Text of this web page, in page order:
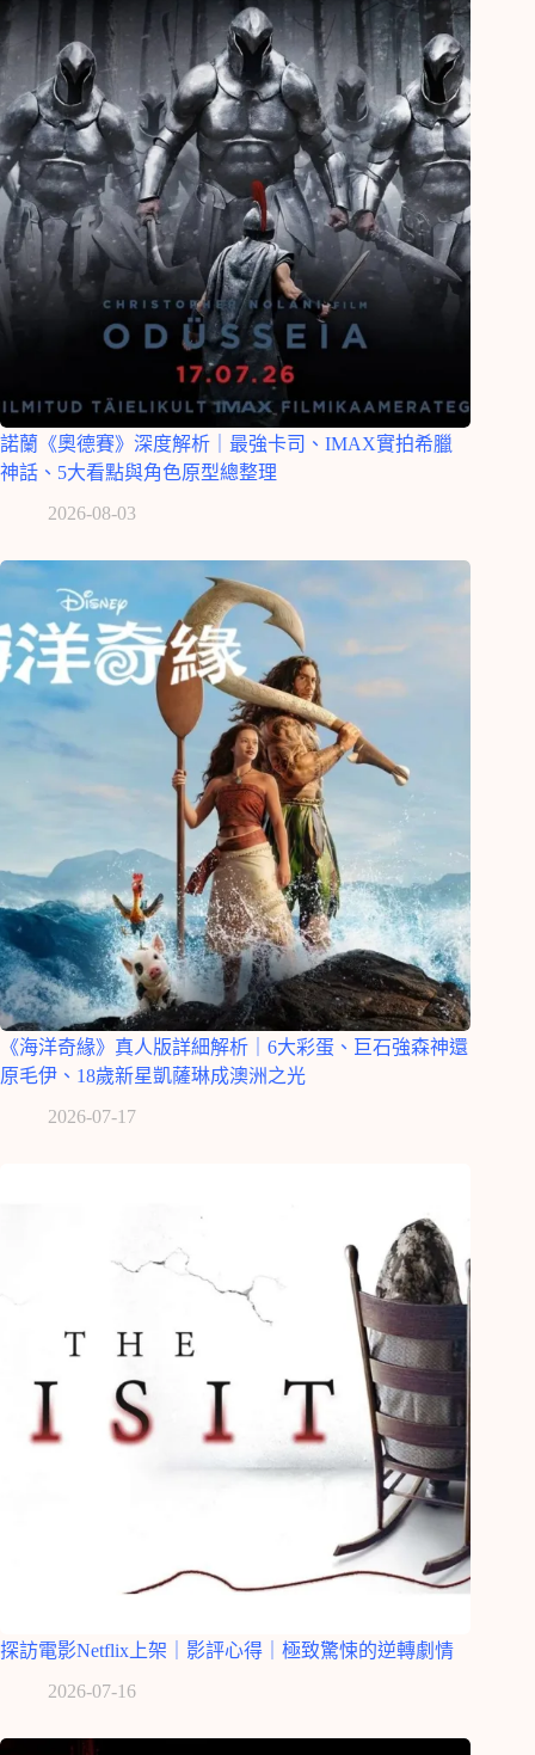
諾蘭《奧德賽》深度解析｜最強卡司、IMAX實拍希臘
神話、5大看點與角色原型總整理
2026-08-03
《海洋奇緣》真人版詳細解析｜6大彩蛋、巨石強森神還
原毛伊、18歲新星凱薩琳成澳洲之光
2026-07-17
探訪電影Netflix上架｜影評心得｜極致驚悚的逆轉劇情
2026-07-16